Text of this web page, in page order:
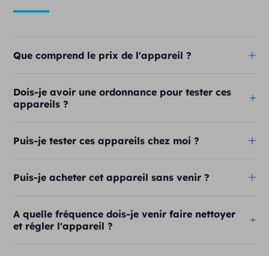
Que comprend le prix de l'appareil ?
Dois-je avoir une ordonnance pour tester ces
appareils ?
Puis-je tester ces appareils chez moi ?
Puis-je acheter cet appareil sans venir ?
A quelle fréquence dois-je venir faire nettoyer
et régler l'appareil ?